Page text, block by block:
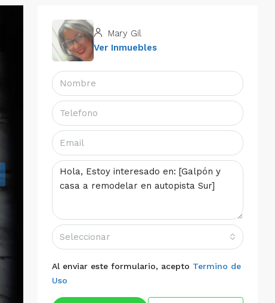
Mary Gil
Ver Inmuebles
Seleccionar
Al enviar este formulario, acepto Termino de
Uso